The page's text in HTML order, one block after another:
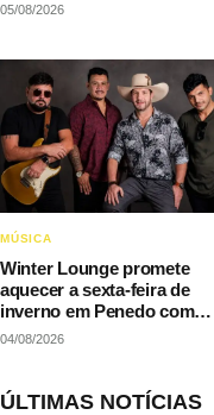
05/08/2026
MÚSICA
Winter Lounge promete
aquecer a sexta-feira de
inverno em Penedo com
música e gastronomia
04/08/2026
ÚLTIMAS NOTÍCIAS